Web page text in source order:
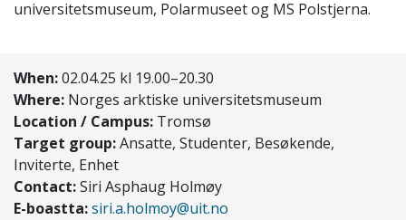
universitetsmuseum, Polarmuseet og MS Polstjerna.
When:02.04.25 kl 19.00–20.30
Where: Norges arktiske universitetsmuseum
Location / Campus: Tromsø
Target group:Ansatte, Studenter, Besøkende,
Inviterte, Enhet
Contact:Siri Asphaug Holmøy
E-boastta:siri.a.holmoy@uit.no